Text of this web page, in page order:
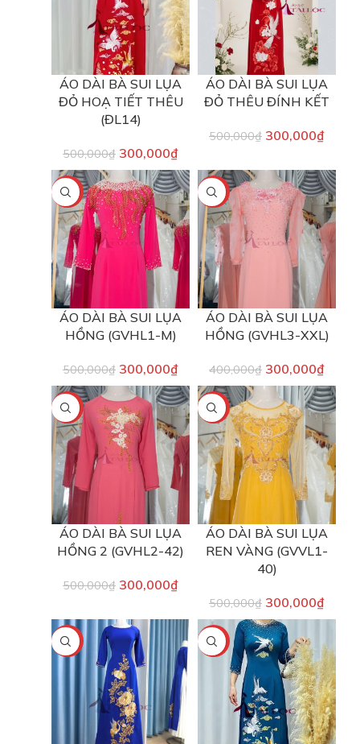
ÁO DÀI BÀ SUI LỤA
ĐỎ HOẠ TIẾT THÊU
(ĐL14)
500,000₫ 300,000₫
ÁO DÀI BÀ SUI LỤA
ĐỎ THÊU ĐÍNH KẾT
500,000₫ 300,000₫
-40%
ÁO DÀI BÀ SUI LỤA
HỒNG (GVHL1-M)
500,000₫ 300,000₫
-25%
ÁO DÀI BÀ SUI LỤA
HỒNG (GVHL3-XXL)
400,000₫ 300,000₫
-40%
ÁO DÀI BÀ SUI LỤA
HỒNG 2 (GVHL2-42)
500,000₫ 300,000₫
-40%
ÁO DÀI BÀ SUI LỤA
REN VÀNG (GVVL1-
40)
500,000₫ 300,000₫
-40% -40%